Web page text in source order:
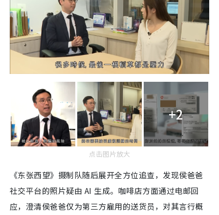
+2
点击图片放大
《东张西望》摄制队随后展开全方位追查，发现侯爸爸
社交平台的照片疑由 AI 生成。咖啡店方面通过电邮回
应，澄清侯爸爸仅为第三方雇用的送货员，对其言行概